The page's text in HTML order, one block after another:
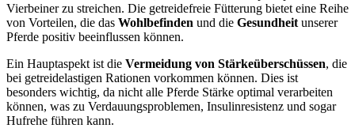
Vierbeiner zu streichen. Die getreidefreie Fütterung bietet eine Reihe
von Vorteilen, die das Wohlbefinden und die Gesundheit unserer
Pferde positiv beeinflussen können.
Ein Hauptaspekt ist die Vermeidung von Stärkeüberschüssen, die
bei getreidelastigen Rationen vorkommen können. Dies ist
besonders wichtig, da nicht alle Pferde Stärke optimal verarbeiten
können, was zu Verdauungsproblemen, Insulinresistenz und sogar
Hufrehe führen kann.